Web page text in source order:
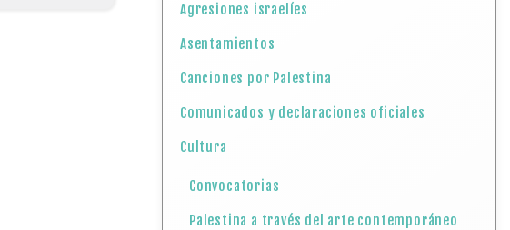
Agresiones israelíes
Asentamientos
Canciones por Palestina
Comunicados y declaraciones oficiales
Cultura
Convocatorias
Palestina a través del arte contemporáneo